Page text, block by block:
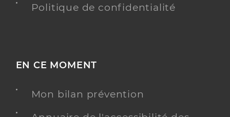
Politique de confidentialité
EN CE MOMENT
Mon bilan prévention